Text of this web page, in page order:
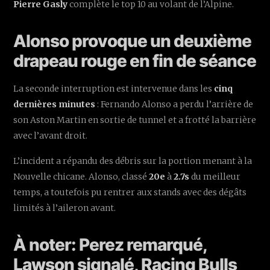
Pierre Gaslycomplète le top 10 au volant de l’Alpine.
Alonso provoque un deuxième
drapeau rouge en fin de séance
La seconde interruption est intervenue dans les cinq
dernières minutes : Fernando Alonso a perdu l’arrière de
son Aston Martin en sortie de tunnel et a frotté la barrière
avec l’avant droit.
L’incident a répandu des débris sur la portion menant à la
Nouvelle chicane. Alonso, classé20e à2.7s du meilleur
temps, a toutefois pu rentrer aux stands avec des dégâts
limités à l’aileron avant.
À noter: Perez remarqué,
Lawson signalé, Racing Bulls